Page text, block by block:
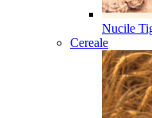
Nucile
Cereale